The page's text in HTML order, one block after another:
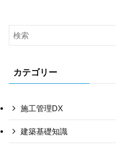
カテゴリー
施工管理DX
建築基礎知識